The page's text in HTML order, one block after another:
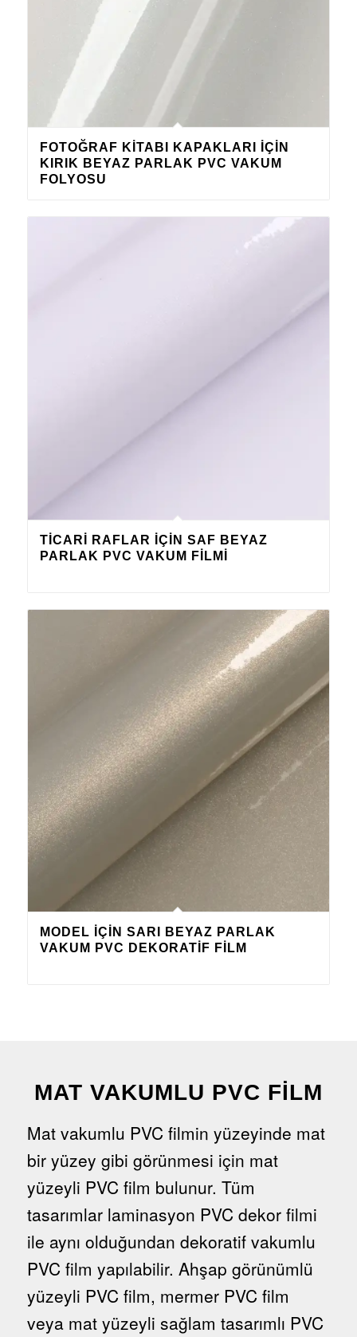
FOTOĞRAF KITABI KAPAKLARI IÇIN
KIRIK BEYAZ PARLAK PVC VAKUM
FOLYOSU
TICARI RAFLAR IÇIN SAF BEYAZ
PARLAK PVC VAKUM FILMI
MODEL IÇIN SARI BEYAZ PARLAK
VAKUM PVC DEKORATIF FILM
MAT VAKUMLU PVC FILM
Mat vakumlu PVC filmin yüzeyinde mat
bir yüzey gibi görünmesi için mat
yüzeyli PVC film bulunur. Tüm
tasarımlar laminasyon PVC dekor filmi
ile aynı olduğundan dekoratif vakumlu
PVC film yapılabilir. Ahşap görünümlü
yüzeyli PVC film, mermer PVC film
veya mat yüzeyli sağlam tasarımlı PVC